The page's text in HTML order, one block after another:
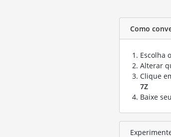
Como
Escolha
Alterar
Clique
7Z
Baixe